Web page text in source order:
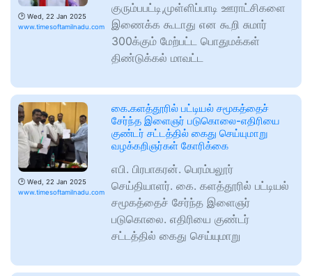
🕑 Wed, 22 Jan 2025
www.timesoftamilnadu.com
குரும்பபட்டி,முள்ளிப்பாடி ஊராட்சிகளை
இணைக்க கூடாது என கூறி சுமார்
300க்கும் மேற்பட்ட பொதுமக்கள்
திண்டுக்கல் மாவட்ட
🕑 Wed, 22 Jan 2025
www.timesoftamilnadu.com
கை.களத்தூரில் பட்டியல் சமூகத்தைச்
சேர்ந்த இளைஞர் படுகொலை-எதிரியை
குண்டர் சட்டத்தில் கைது செய்யுமாறு
வழக்கறிஞர்கள் கோரிக்கை
எபி. பிரபாகரன். பெரம்பலூர்
செய்தியாளர். கை. களத்தூரில் பட்டியல்
சமூகத்தைச் சேர்ந்த இளைஞர்
படுகொலை. எதிரியை குண்டர்
சட்டத்தில் கைது செய்யுமாறு